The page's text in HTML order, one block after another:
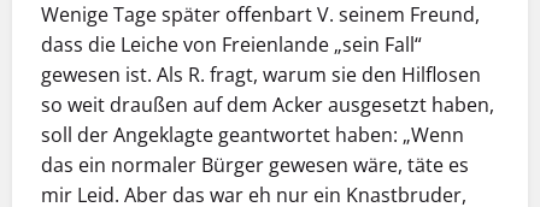
Wenige Tage später offenbart V. seinem Freund,
dass die Leiche von Freienlande „sein Fall“
gewesen ist. Als R. fragt, warum sie den Hilflosen
so weit draußen auf dem Acker ausgesetzt haben,
soll der Angeklagte geantwortet haben: „Wenn
das ein normaler Bürger gewesen wäre, täte es
mir Leid. Aber das war eh nur ein Knastbruder,